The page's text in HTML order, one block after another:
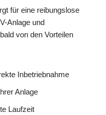
für eine reibungslose
Anlage und
von den Vorteilen
Inbetriebnahme
Anlage
Laufzeit